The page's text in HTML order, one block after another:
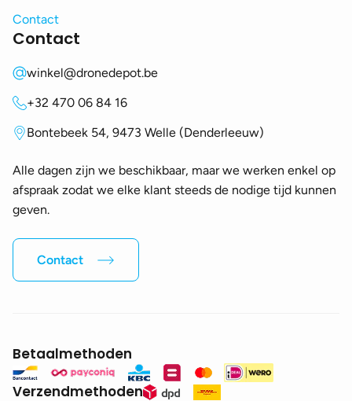
Contact
Contact
winkel@dronedepot.be
+32 470 06 84 16
Bontebeek 54, 9473 Welle (Denderleeuw)
Alle dagen zijn we beschikbaar, maar we werken enkel op
afspraak zodat we elke klant steeds de nodige tijd kunnen
geven.
Contact
Betaalmethoden
Verzendmethoden